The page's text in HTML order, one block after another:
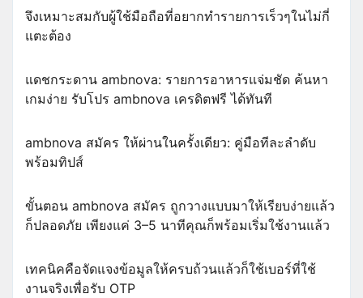
จึงเหมาะสมกับผู้ใช้มือถือที่อยากทำรายการเร็วๆในไม่กี่
แตะต้อง
แดชกระดาน ambnova: รายการอาหารแจ่มชัด ค้นหา
เกมง่าย รับโปร ambnova เครดิตฟรี ได้ทันที
ambnova สมัคร ให้ผ่านในครั้งเดียว: คู่มือทีละลำดับ
พร้อมทิปส์
ขั้นตอน ambnova สมัคร ถูกวางแบบมาให้เรียบง่ายแล้ว
ก็ปลอดภัย เพียงแค่ 3–5 นาทีคุณก็พร้อมเริ่มใช้งานแล้ว
เทคนิคคือจัดแจงข้อมูลให้ครบถ้วนแล้วก็ใช้เบอร์ที่ใช้
งานจริงเพื่อรับ OTP